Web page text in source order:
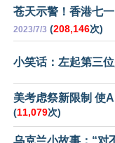
苍天示警！香港七
2023/7/3 (208,146次)
小笑话：左起第三
美考虑祭新限制 使
(11,079次)
乌克兰小故事：“对